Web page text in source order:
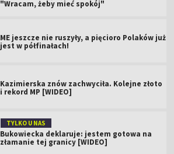
"Wracam, żeby mieć spokój"
ME jeszcze nie ruszyły, a pięcioro Polaków już
jest w półfinałach!
Kazimierska znów zachwyciła. Kolejne złoto
i rekord MP [WIDEO]
TYLKO U NAS
Bukowiecka deklaruje: jestem gotowa na
złamanie tej granicy [WIDEO]